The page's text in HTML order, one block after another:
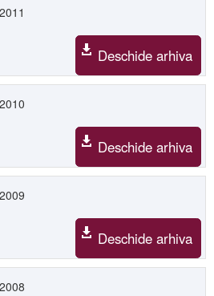
Deschide arhiva
Deschide arhiva
Deschide arhiva